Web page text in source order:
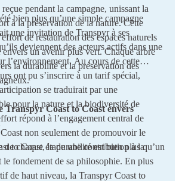
pendant la campagne, unissant la
à la préservation de la nature. Cette
de restauration des espaces naturels
envers un avenir plus vert. Chaque arbre
la durabilité et la préservation des
bien plus qu’une simple campagne
une invitation de Transpyr à ses
deviennent des acteurs actifs dans une
l’environnement. Au cours de cette
ont pu s’inscrire à un tarif spécial,
se traduirait par une
pour la nature et la biodiversité de
répond à l’engagement central de
non seulement de promouvoir le
de chaque étape une contribution à la
Transpyr Coast to Coast envers
to Coast, la durabilité est bien plus qu’un
le fondement de sa philosophie. En plus
de haut niveau, la Transpyr Coast to